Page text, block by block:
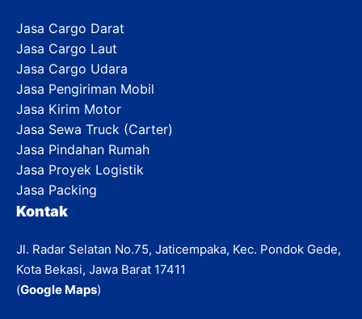
Jasa Cargo Darat
Jasa Cargo Laut
Jasa Cargo Udara
Jasa Pengiriman Mobil
Jasa Kirim Motor
Jasa Sewa Truck (Carter)
Jasa Pindahan Rumah
Jasa Proyek Logistik
Jasa Packing
Kontak
Jl. Radar Selatan No.75, Jaticempaka, Kec. Pondok Gede,
Kota Bekasi, Jawa Barat 17411
(Google Maps)